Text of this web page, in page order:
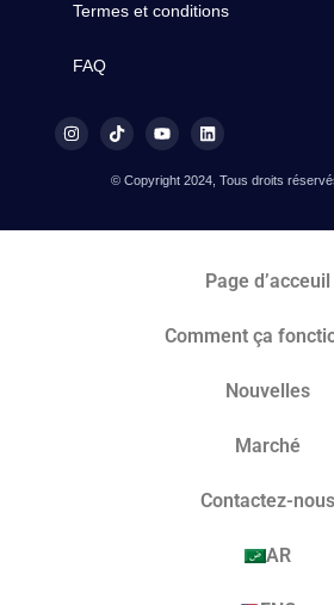
Termes et conditions
FAQ
© Copyright 2024, Tous droits
Page d’acceuil
Comment ça
Nouvelles
Marché​
Contactez-nous
AR